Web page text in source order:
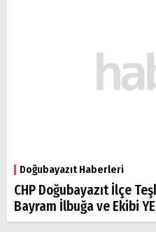
Doğubayazıt Haberleri
CHP Doğubayazıt İlçe
Bayram İlbuğa ve Ekibi